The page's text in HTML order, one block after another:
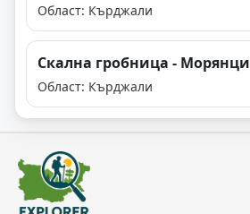
Област: Кърджали
Скална гробница - Морянци
Област: Кърджали